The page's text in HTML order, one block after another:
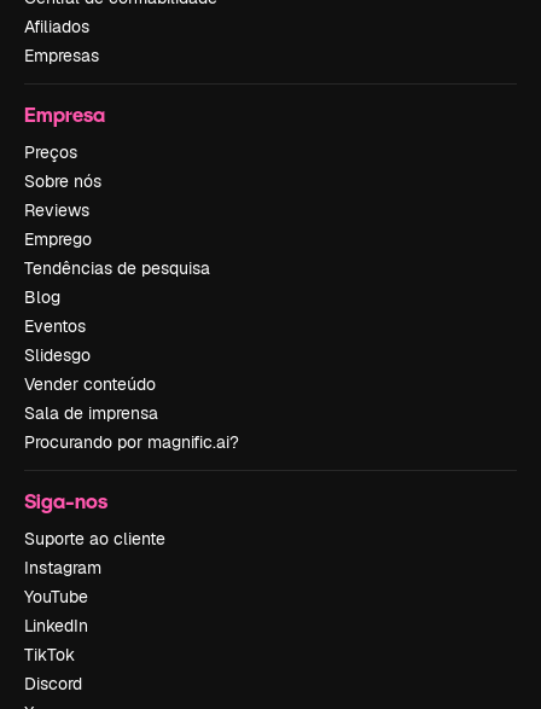
Afiliados
Empresas
Empresa
Preços
Sobre nós
Reviews
Emprego
Tendências de pesquisa
Blog
Eventos
Slidesgo
Vender conteúdo
Sala de imprensa
Procurando por magnific.ai?
Siga-nos
Suporte ao cliente
Instagram
YouTube
LinkedIn
TikTok
Discord